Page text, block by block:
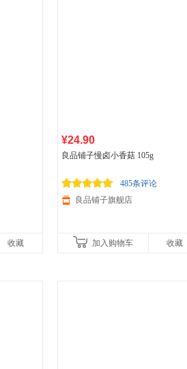
收藏
¥24.90
良品铺子慢卤小香菇 105g
485条评论
良品铺子旗舰店
加入购物车 收藏